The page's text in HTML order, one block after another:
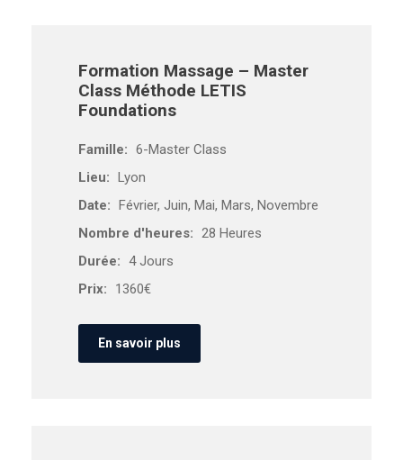
Formation Massage – Master
Class Méthode LETIS
Foundations
Famille: 6-Master Class
Lieu: Lyon
Date: Février, Juin, Mai, Mars, Novembre
Nombre d'heures: 28 Heures
Durée: 4 Jours
Prix:
1360€
En savoir plus